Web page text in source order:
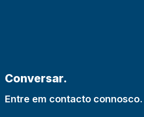
Conversar.
Entre em contacto connosco.